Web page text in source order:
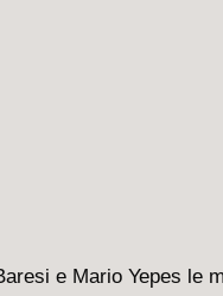
e Mario Yepes le